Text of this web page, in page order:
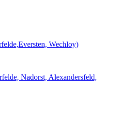
Wechloy)
Nadorst, Alexandersfeld,